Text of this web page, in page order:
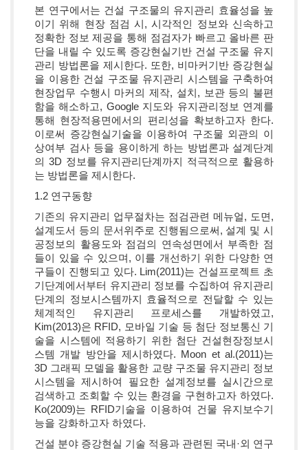
본 연구에서는 건설 구조물의 유지관리 효율성을 높
이기 위해 현장 점검 시, 시각적인 정보와 신속하고
정확한 정보 제공을 통해 점검자가 빠르고 올바른 판
단을 내릴 수 있도록 증강현실기반 건설 구조물 유지
관리 방법론을 제시한다. 또한, 비마커기반 증강현실
을 이용한 건설 구조물 유지관리 시스템을 구축하여
현장업무 수행시 마커의 제작, 설치, 보관 등의 불편
함을 해소하고, Google 지도와 유지관리정보 연계를
통해 현장적용면에서의 편리성을 확보하고자 한다.
이로써 증강현실기술을 이용하여 구조물 외관의 이
상여부 검사 등을 용이하게 하는 방법론과 설계단계
의 3D 정보를 유지관리단계까지 적극적으로 활용하
는 방법론을 제시한다.
1.2 연구동향
기존의 유지관리 업무절차는 점검관련 메뉴얼, 도면,
설계도서 등의 문서위주로 진행됨으로써, 설계 및 시
공정보의 활용도와 점검의 연속성면에서 부족한 점
들이 있을 수 있으며, 이를 개선하기 위한 다양한 연
구들이 진행되고 있다. Lim(2011)는 건설프로젝트 초
기단계에서부터 유지관리 정보를 수집하여 유지관리
단계의 정보시스템까지 효율적으로 전달할 수 있는
체계적인 유지관리 프로세스를 개발하였고,
Kim(2013)은 RFID, 모바일 기술 등 첨단 정보통신 기
술을 시스템에 적용하기 위한 첨단 건설현장정보시
스템 개발 방안을 제시하였다. Moon et al.(2011)는
3D 그래픽 모델을 활용한 교량 구조물 유지관리 정보
시스템을 제시하여 필요한 설계정보를 실시간으로
검색하고 조회할 수 있는 환경을 구현하고자 하였다.
Ko(2009)는 RFID기술을 이용하여 건물 유지보수기
능을 강화하고자 하였다.
건설 분야 증강현실 기술 적용과 관련된 국내·외 연구